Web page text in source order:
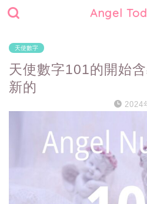
Angel
天使數字
天使數字101的開始
新的
2024